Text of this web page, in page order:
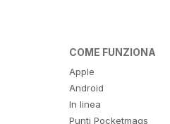
COME FUNZIONA
Apple
Android
In linea
Punti Pocketmags